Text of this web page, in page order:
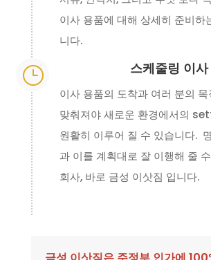
이사 용품에 대해 상세히 준비하
니다.
} 스케줄링 이사
이사 용품의 도착과 여러 분의
맞춰져야 새로운 환경에서의
원활히 이루어 질 수 있습니다.
과 이를 계획대로 잘 이행해 줄
회사, 바로 금성 이삿짐 입니다.